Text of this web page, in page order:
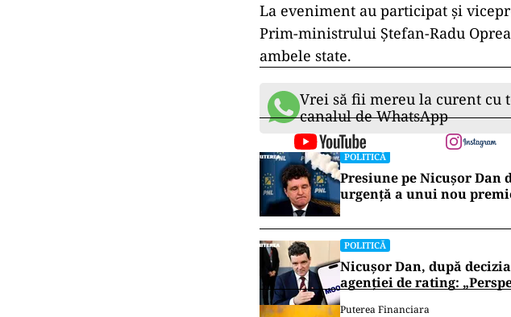
La eveniment au participat și
Prim-ministrului Ștefan-Radu
ambele state.
Vrei să fii mereu la curent cu
canalul de WhatsApp
POLITICĂ
Presiune pe Nicușor Dan
urgență a unui nou
POLITICĂ
Nicușor Dan, după
agenției de rating:
Puterea Financiara